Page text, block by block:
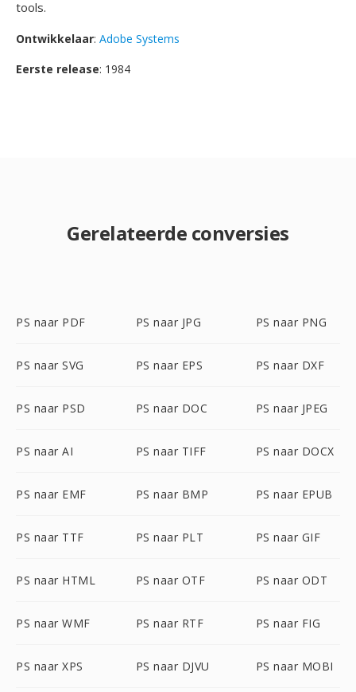
tools.
Ontwikkelaar: Adobe Systems
Eerste release: 1984
Gerelateerde conversies
PS naar PDF PS naar JPG PS naar PNG
PS naar SVG PS naar EPS PS naar DXF
PS naar PSD PS naar DOC PS naar JPEG
PS naar AI PS naar TIFF PS naar DOCX
PS naar EMF PS naar BMP PS naar EPUB
PS naar TTF PS naar PLT PS naar GIF
PS naar HTML PS naar OTF PS naar ODT
PS naar WMF PS naar RTF PS naar FIG
PS naar XPS PS naar DJVU PS naar MOBI